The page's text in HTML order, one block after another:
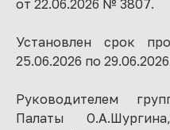
от 22.06.2026 № 3807.
Установлен срок
25.06.2026 по
Руководителем
Палаты